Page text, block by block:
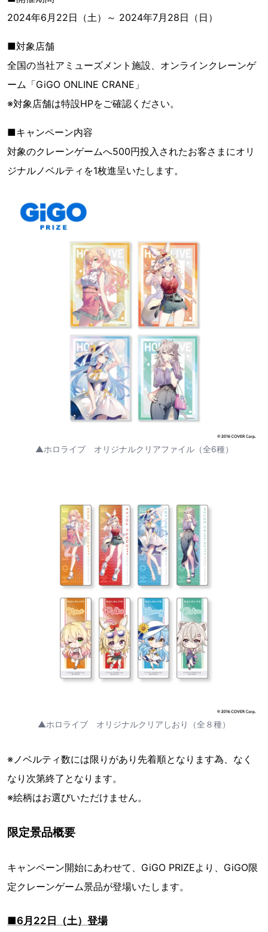
2024年6月22日（土）～ 2024年7月28日（日）
■対象店舗
全国の当社アミューズメント施設、オンラインクレーンゲ
ーム「GiGO ONLINE CRANE」
※対象店舗は特設HPをご確認ください。
■キャンペーン内容
対象のクレーンゲームへ500円投入されたお客さまにオリ
ジナルノベルティを1枚進呈いたします。
▲ホロライブ オリジナルクリアファイル（全6種）
▲ホロライブ オリジナルクリアしおり（全８種）
※ノベルティ数には限りがあり先着順となります為、なく
なり次第終了となります。
※絵柄はお選びいただけません。
限定景品概要
キャンペーン開始にあわせて、GiGO PRIZEより、GiGO限
定クレーンゲーム景品が登場いたします。
■6月22日（土）登場